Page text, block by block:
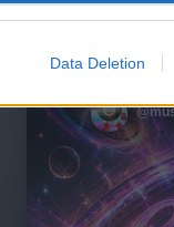
Data Deletion